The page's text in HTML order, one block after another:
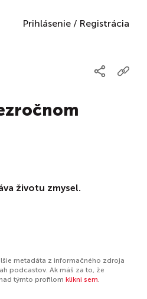
Prihlásenie / Registrácia
životu zmysel.
metadáta z informačného zdroja
podcastov. Ak máš za to, že
týmto profilom klikni sem.